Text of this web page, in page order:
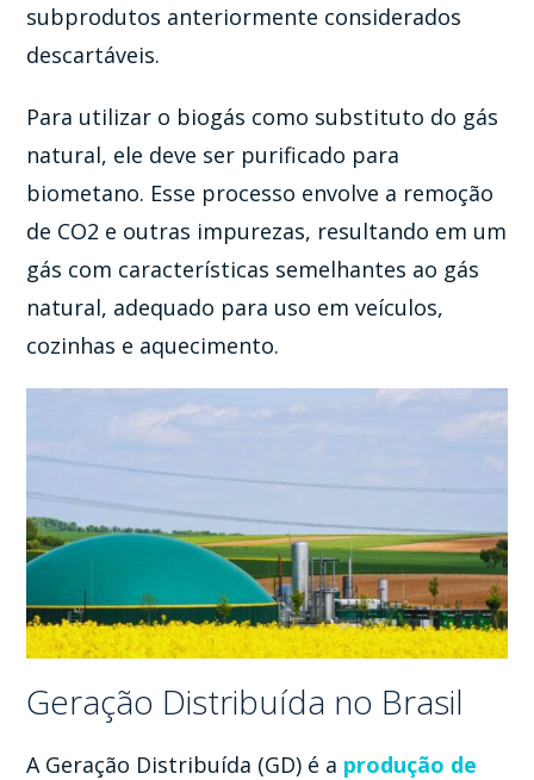
subprodutos anteriormente considerados
descartáveis.
Para utilizar o biogás como substituto do gás
natural, ele deve ser purificado para
biometano. Esse processo envolve a remoção
de CO2 e outras impurezas, resultando em um
gás com características semelhantes ao gás
natural, adequado para uso em veículos,
cozinhas e aquecimento.
Geração Distribuída no Brasil
A Geração Distribuída (GD) é a produção de